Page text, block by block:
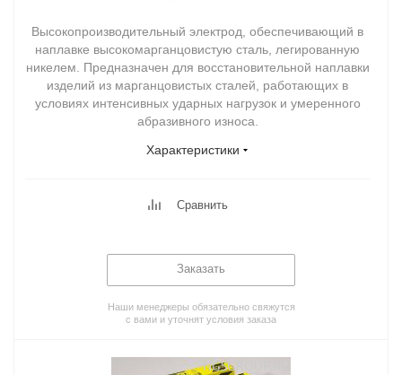
Высокопроизводительный электрод, обеспечивающий в
наплавке высокомарганцовистую сталь, легированную
никелем. Предназначен для восстановительной наплавки
изделий из марганцовистых сталей, работающих в
условиях интенсивных ударных нагрузок и умеренного
абразивного износа.
Характеристики
Сравнить
Заказать
Наши менеджеры обязательно свяжутся
с вами и уточнят условия заказа